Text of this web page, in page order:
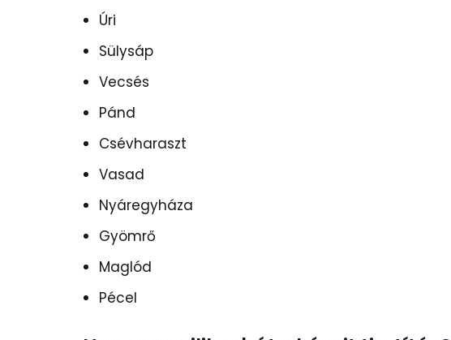
Úri
Sülysáp
Vecsés
Pánd
Csévharaszt
Vasad
Nyáregyháza
Gyömrő
Maglód
Pécel